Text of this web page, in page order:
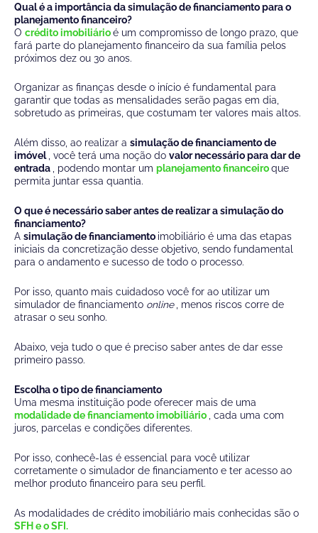
Qual é a importância dasimulação de financiamentopara o
planejamento financeiro?
O crédito imobiliárioé um compromisso de longo prazo, que
fará parte do planejamento financeiro da sua família pelos
próximos dez ou 30 anos.
Organizar as finanças desde o início é fundamental para
garantir que todas as mensalidades serão pagas em dia,
sobretudo as primeiras, que costumam ter valores mais altos.
Além disso, ao realizar a simulação de financiamento de
imóvel, você terá uma noção do valor necessário para dar de
entrada , podendo montar um planejamento financeiroque
permita juntar essa quantia.
O que é necessário saber antes de realizar a simulação do
financiamento?
A simulação de financiamento imobiliário é uma das etapas
iniciais da concretização desse objetivo, sendo fundamental
para o andamento e sucesso de todo o processo.
Por isso, quanto mais cuidadoso você for ao utilizar um
simulador de financiamento online, menos riscos corre de
atrasar o seu sonho.
Abaixo, veja tudo o que é preciso saber antes de dar esse
primeiro passo.
Escolha o tipo de financiamento
Uma mesma instituição pode oferecer mais de uma
modalidade de financiamento imobiliário
, cada uma com
juros, parcelas e condições diferentes.
Por isso, conhecê-las é essencial para você utilizar
corretamente o simulador de financiamento e ter acesso ao
melhor produto financeiro para seu perfil.
As modalidades de crédito imobiliário mais conhecidas são o
SFH e o SFI.